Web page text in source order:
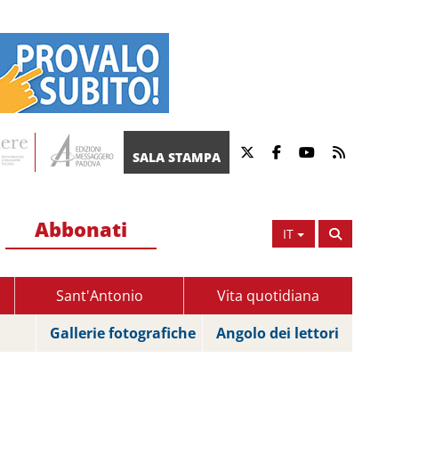
SALA STAMPA
IT
Abbonati
Sant'Antonio
Vita quotidiana
Gallerie fotografiche Angolo dei lettori